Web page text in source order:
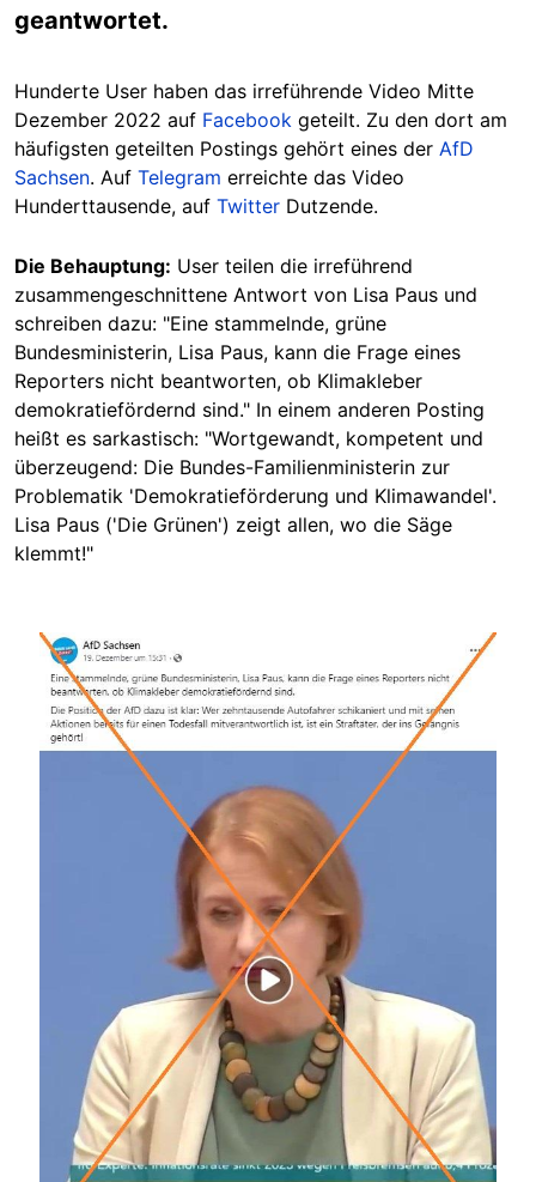
geantwortet.
Hunderte User haben das irreführende Video Mitte
Dezember 2022 auf Facebook geteilt. Zu den dort am
häufigsten geteilten Postings gehört eines der AfD
Sachsen. Auf Telegram erreichte das Video
Hunderttausende, auf Twitter Dutzende.
Die Behauptung: User teilen die irreführend
zusammengeschnittene Antwort von Lisa Paus und
schreiben dazu: "Eine stammelnde, grüne
Bundesministerin, Lisa Paus, kann die Frage eines
Reporters nicht beantworten, ob Klimakleber
demokratiefördernd sind." In einem anderen Posting
heißt es sarkastisch: "Wortgewandt, kompetent und
überzeugend: Die Bundes-Familienministerin zur
Problematik 'Demokratieförderung und Klimawandel'.
Lisa Paus ('Die Grünen') zeigt allen, wo die Säge
klemmt!"
Image